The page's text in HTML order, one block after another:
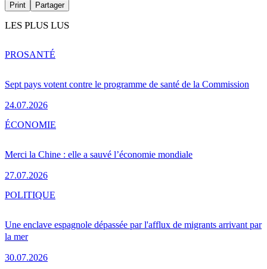
Print Partager
LES PLUS LUS
Sept pays votent contre le programme de santé de la Commission
24.07.2026
PROSANTÉ
Merci la Chine : elle a sauvé l’économie mondiale
27.07.2026
ÉCONOMIE
Une enclave espagnole dépassée par l'afflux de migrants arrivant par
la mer
30.07.2026
POLITIQUE